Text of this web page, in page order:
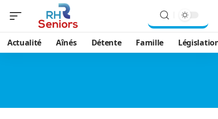
Actualité Aînés Détente Famille